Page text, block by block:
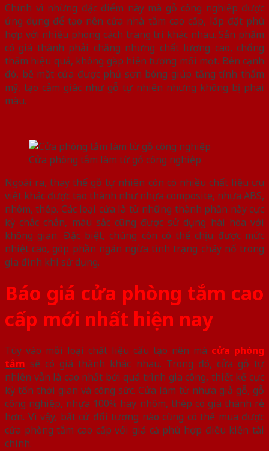
Chính vì những đặc điểm này mà gỗ công nghiệp được
ứng dụng để tạo nên cửa nhà tắm cao cấp, lắp đặt phù
hợp với nhiều phong cách trang trí khác nhau. Sản phẩm
có giá thành phải chăng nhưng chất lượng cao, chống
thấm hiệu quả, không gặp hiện tượng mối mọt. Bên cạnh
đó, bề mặt cửa được phủ sơn bóng giúp tăng tính thẩm
mỹ, tạo cảm giác như gỗ tự nhiên nhưng không bị phai
màu.
Cửa phòng tắm làm từ gỗ công nghiệp
Ngoài ra, thay thế gỗ tự nhiên còn có nhiều chất liệu ưu
việt khác được tạo thành như nhựa composite, nhựa ABS,
nhôm, thép. Các loại cửa là từ những thành phần này cực
kỳ chắc chắn, màu sắc cũng được sử dụng hài hòa với
không gian. Đặc biệt, chúng còn có thể chịu được mức
nhiệt cao, góp phần ngăn ngừa tình trạng cháy nổ trong
gia đình khi sử dụng.
Báo giá cửa phòng tắm cao
cấp mới nhất hiện nay
Tùy vào mỗi loại chất liệu cấu tạo nên mà cửa phòng
tắm sẽ có giá thành khác nhau. Trong đó, cửa gỗ tự
nhiên vẫn là cao nhất bởi quá trình gia công, thiết kế cực
kỳ tốn thời gian và công sức. Cửa làm từ nhựa giả gỗ, gỗ
công nghiệp, nhựa 100% hay nhôm, thép có giá thành rẻ
hơn. Vì vậy, bất cứ đối tượng nào cũng có thể mua được
cửa phòng tắm cao cấp với giá cả phù hợp điều kiện tài
chính.